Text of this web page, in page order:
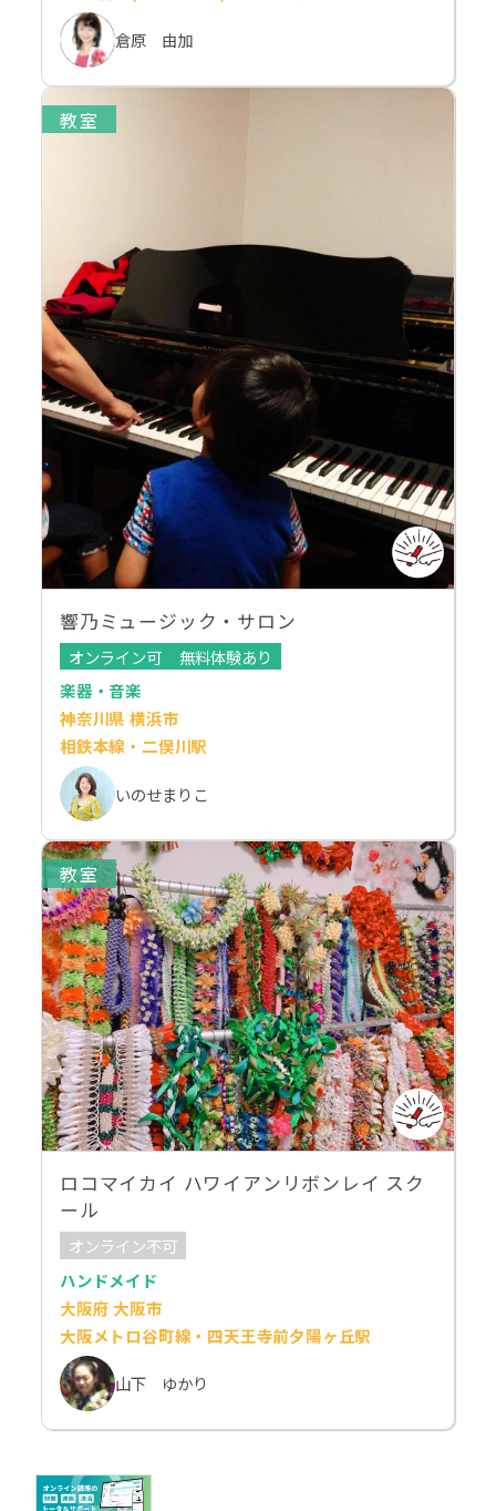
倉原 由加
教室
響乃ミュージック・サロン
オンライン可
無料体験あり
楽器・音楽
神奈川県 横浜市
相鉄本線・二俣川駅
いのせまりこ
教室
ロコマイカイ ハワイアンリボンレイ スク
ール
オンライン不可
ハンドメイド
大阪府 大阪市
大阪メトロ谷町線・四天王寺前夕陽ヶ丘駅
山下 ゆかり